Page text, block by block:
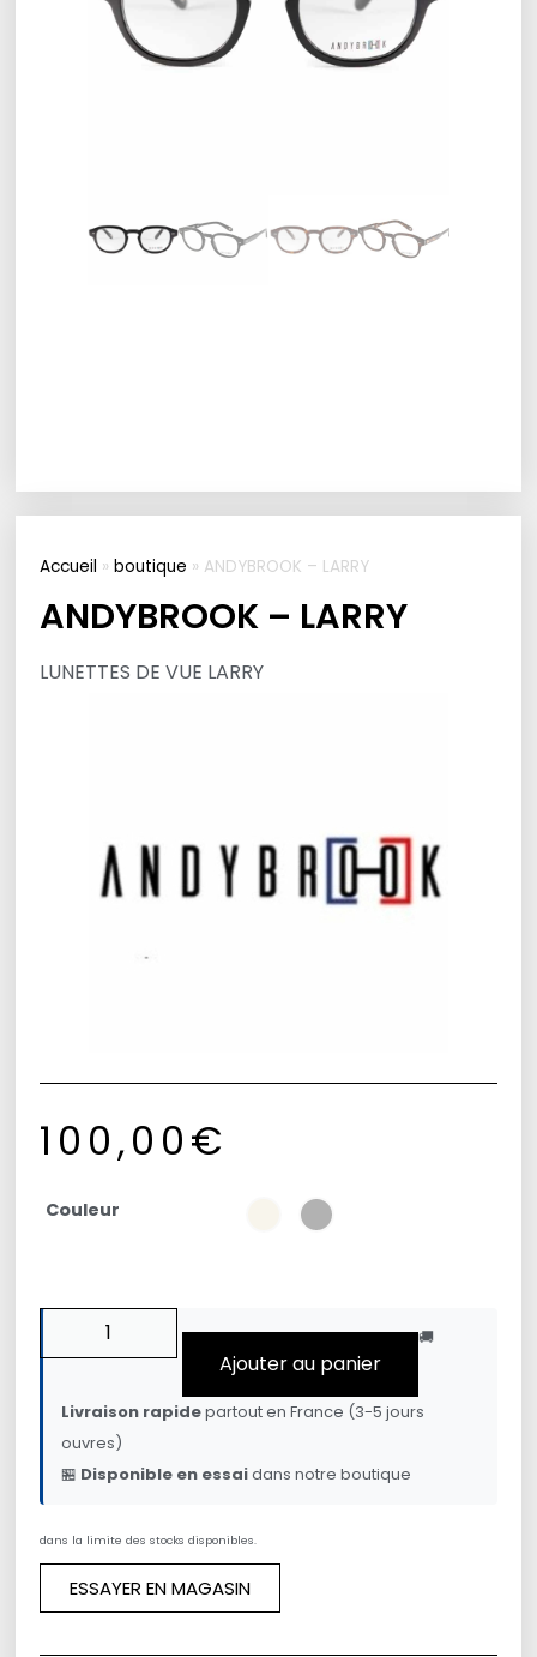
Accueil »boutique » ANDYBROOK – LARRY
ANDYBROOK – LARRY
LUNETTES DE VUE LARRY
100,00€
Couleur
Ajouter au panier
🚚
Livraison rapidepartout en France (3-5 jours
ouvres)
🏪 Disponible en essaidans notre boutique
dans la limite des stocks disponibles.
ESSAYER EN MAGASIN